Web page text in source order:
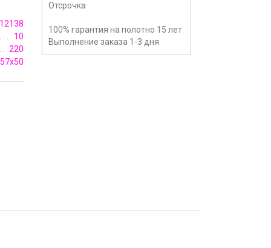
10
220
57х50
Отсрочка
100% гарантия на полотно 15 лет
Выполнение заказа 1-3 дня